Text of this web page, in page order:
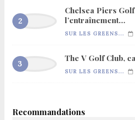
Chelsea Piers
l’entraînement…
SUR LES GREENS...
The V Golf Club,
SUR LES GREENS...
Recommandations